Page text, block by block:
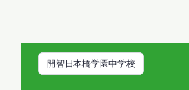
開智日本橋学園中学校